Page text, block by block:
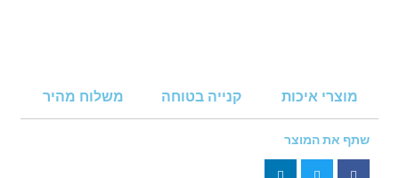
מוצרי איכות קנייה בטוחה משלוח מהיר
שתף את המוצר